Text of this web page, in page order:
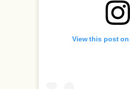
View this post